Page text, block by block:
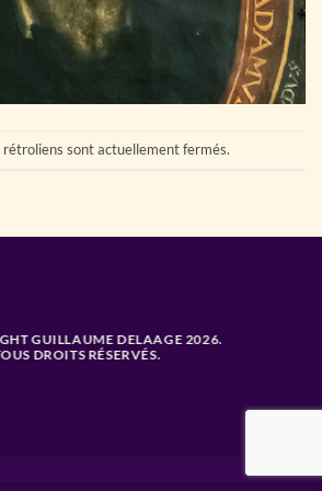
sont actuellement fermés.
GUILLAUME DELAAGE 2026.
DROITS RÉSERVÉS.